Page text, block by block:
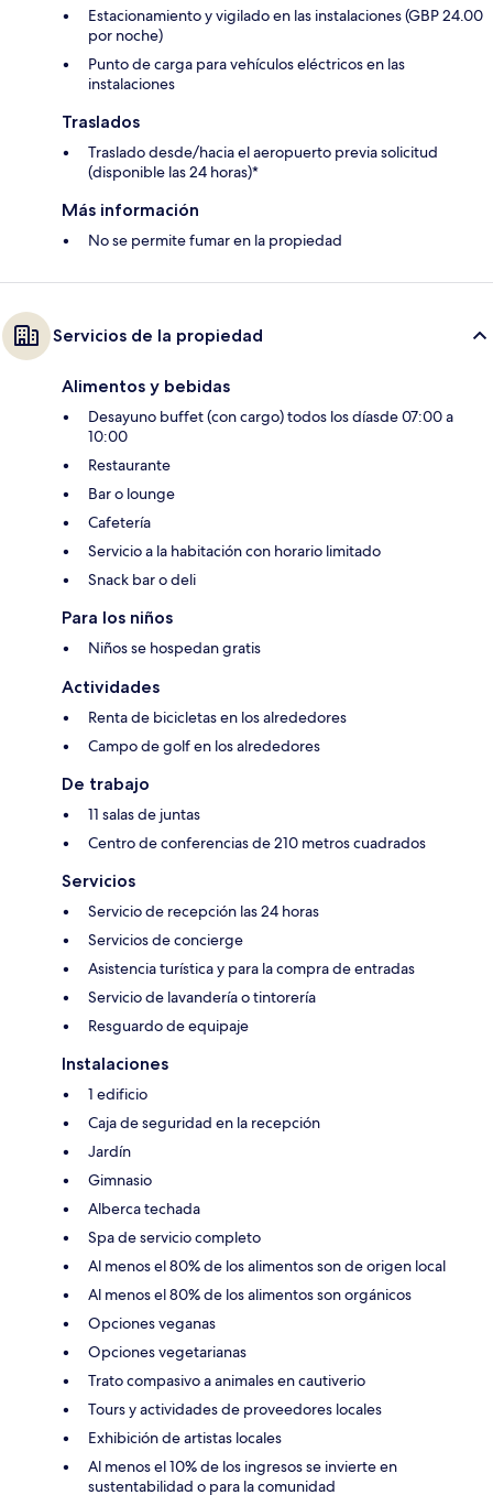
Estacionamiento y vigilado en las instalaciones (GBP 24.00
por noche)
Punto de carga para vehículos eléctricos en las
instalaciones
Traslados
Traslado desde/hacia el aeropuerto previa solicitud
(disponible las 24 horas)*
Más información
No se permite fumar en la propiedad
Servicios de la propiedad
Alimentos y bebidas
Desayuno buffet (con cargo) todos los díasde 07:00 a
10:00
Restaurante
Bar o lounge
Cafetería
Servicio a la habitación con horario limitado
Snack bar o deli
Para los niños
Niños se hospedan gratis
Actividades
Renta de bicicletas en los alrededores
Campo de golf en los alrededores
De trabajo
11 salas de juntas
Centro de conferencias de 210 metros cuadrados
Servicios
Servicio de recepción las 24 horas
Servicios de concierge
Asistencia turística y para la compra de entradas
Servicio de lavandería o tintorería
Resguardo de equipaje
Instalaciones
1 edificio
Caja de seguridad en la recepción
Jardín
Gimnasio
Alberca techada
Spa de servicio completo
Al menos el 80% de los alimentos son de origen local
Al menos el 80% de los alimentos son orgánicos
Opciones veganas
Opciones vegetarianas
Trato compasivo a animales en cautiverio
Tours y actividades de proveedores locales
Exhibición de artistas locales
Al menos el 10% de los ingresos se invierte en
sustentabilidad o para la comunidad